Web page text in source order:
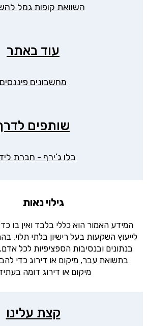
השוואת קופות גמל
עוד באתר
מחשבונים פיננסים
שותפים
בלו ג’ירף - חברת
גילוי נאות
המידע האמור הוא כללי בלבד ואין בו
לייעוץ השקעות בעל רישיון בלתי תלוי,
בנתונים ובנסיבות הספציפיות לכל
בתשואת עבר, מיקום או דירוג כדי
מיקום או דירוג דומה
קצת עלינו